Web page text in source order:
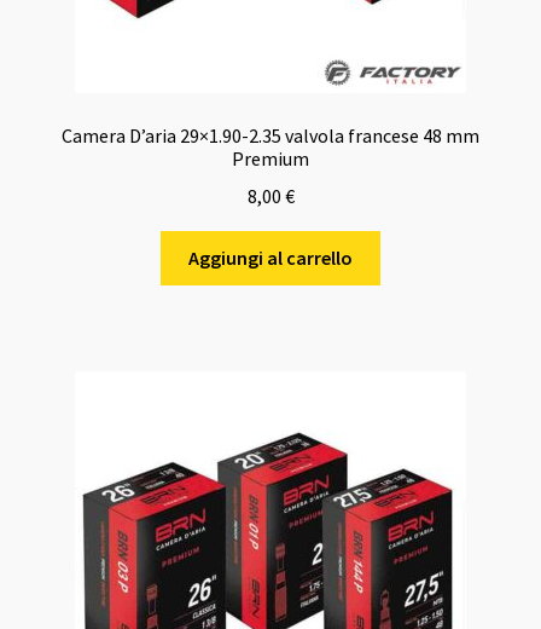
Camera D’aria 29×1.90-2.35 valvola francese 48 mm
Premium
8,00 €
Aggiungi al carrello